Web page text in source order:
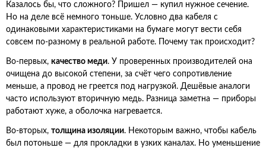
Казалось бы, что сложного? Пришел — купил нужное сечение.
Но на деле всё немного тоньше. Условно два кабеля с
одинаковыми характеристиками на бумаге могут вести себя
совсем по-разному в реальной работе. Почему так происходит?
Во-первых, качество меди. У проверенных производителей она
очищена до высокой степени, за счёт чего сопротивление
меньше, а провод не греется под нагрузкой. Дешёвые аналоги
часто используют вторичную медь. Разница заметна — приборы
работают хуже, а оболочка нагревается.
Во-вторых, толщина изоляции. Некоторым важно, чтобы кабель
был потоньше — для прокладки в узких каналах. Но уменьшение